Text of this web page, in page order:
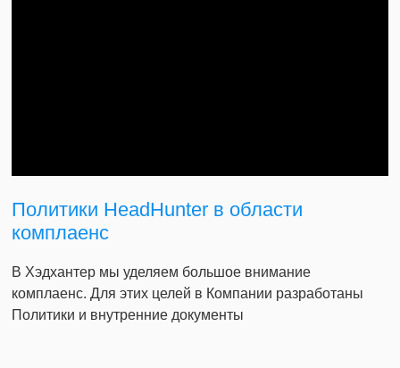
Политики HeadHunter в области
комплаенс
В Хэдхантер мы уделяем большое внимание
комплаенс. Для этих целей в Компании разработаны
Политики и внутренние документы